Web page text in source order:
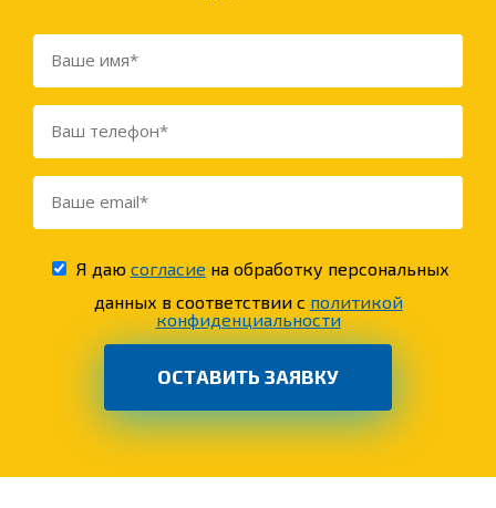
Я даю согласие на обработку персональных
данных в соответствии с политикой
конфиденциальности